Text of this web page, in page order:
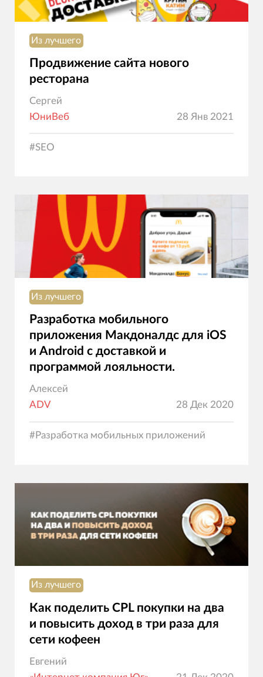
Из лучшего
Продвижение сайта нового
ресторана
Сергей
ЮниВеб
28 Янв 2021
#SEO
Из лучшего
Разработка мобильного
приложения Макдоналдс для iOS
и Android с доставкой и
программой лояльности.
Алексей
ADV
28 Дек 2020
#Разработка мобильных приложений
Из лучшего
Как поделить CPL покупки на два
и повысить доход в три раза для
сети кофеен
Евгений